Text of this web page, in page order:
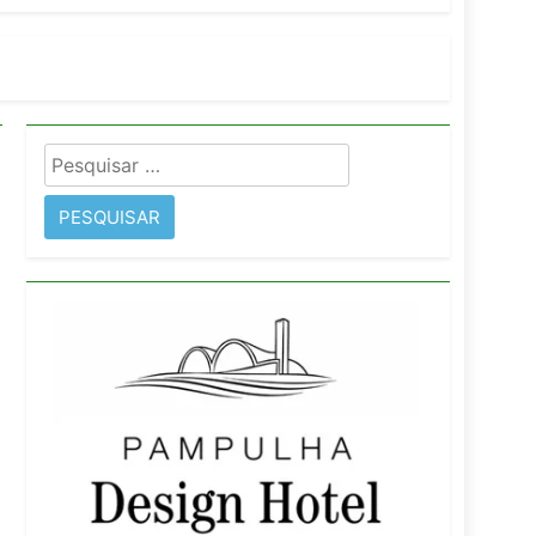
São Paulo Ibirapuera
Pesquisar
por: